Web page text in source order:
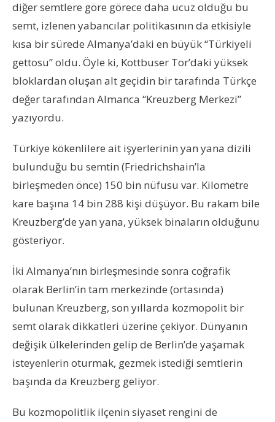
diğer semtlere göre görece daha ucuz olduğu bu
semt, izlenen yabancılar politikasının da etkisiyle
kısa bir sürede Almanya’daki en büyük “Türkiyeli
gettosu” oldu. Öyle ki, Kottbuser Tor’daki yüksek
bloklardan oluşan alt geçidin bir tarafında Türkçe
değer tarafından Almanca “Kreuzberg Merkezi”
yazıyordu.
Türkiye kökenlilere ait işyerlerinin yan yana dizili
bulunduğu bu semtin (Friedrichshain’la
birleşmeden önce) 150 bin nüfusu var. Kilometre
kare başına 14 bin 288 kişi düşüyor. Bu rakam bile
Kreuzberg’de yan yana, yüksek binaların olduğunu
gösteriyor.
İki Almanya’nın birleşmesinde sonra coğrafik
olarak Berlin’in tam merkezinde (ortasında)
bulunan Kreuzberg, son yıllarda kozmopolit bir
semt olarak dikkatleri üzerine çekiyor. Dünyanın
değişik ülkelerinden gelip de Berlin’de yaşamak
isteyenlerin oturmak, gezmek istediği semtlerin
başında da Kreuzberg geliyor.
Bu kozmopolitlik ilçenin siyaset rengini de